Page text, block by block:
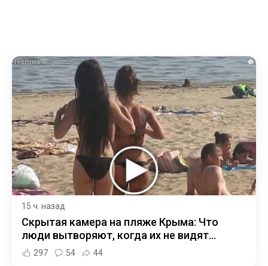
i
15 ч. назад
Скрытая камера на пляже Крыма: Что
люди вытворяют, когда их не видят...
297 54 44